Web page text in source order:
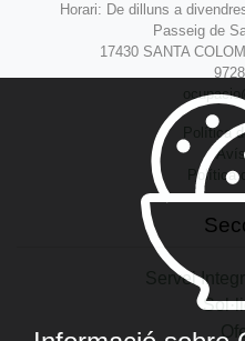
Horari: De dilluns a
Passeig de
17430 SANTA
Política
Avís
Política
Servei